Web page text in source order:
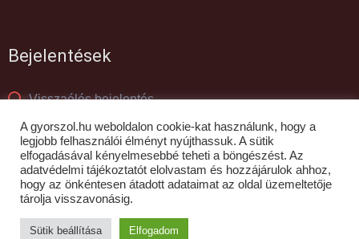
Bejelentések
Visszaélés bejelentés
Panaszkezelés
© GYŐR-SZOL Zrt - 2010- 2026
A gyorszol.hu weboldalon cookie-kat használunk, hogy a
legjobb felhasználói élményt nyújthassuk. A sütik
elfogadásával kényelmesebbé teheti a böngészést. Az
adatvédelmi tájékoztatót elolvastam és hozzájárulok ahhoz,
hogy az önkéntesen átadott adataimat az oldal üzemeltetője
tárolja visszavonásig.
Sütik beállítása Elfogadom